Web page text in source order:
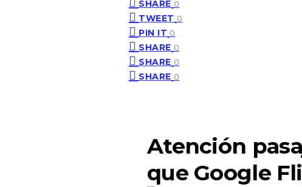
SHARE 0
TWEET 0
PIN IT 0
SHARE 0
SHARE 0
SHARE 0
Atención
que Google